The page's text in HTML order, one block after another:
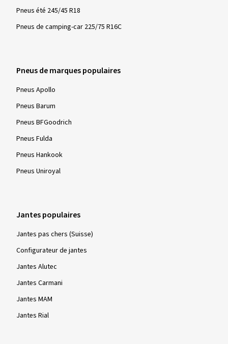
Pneus été 245/45 R18
Pneus de camping-car 225/75 R16C
Pneus de marques populaires
Pneus Apollo
Pneus Barum
Pneus BFGoodrich
Pneus Fulda
Pneus Hankook
Pneus Uniroyal
Jantes populaires
Jantes pas chers (Suisse)
Configurateur de jantes
Jantes Alutec
Jantes Carmani
Jantes MAM
Jantes Rial